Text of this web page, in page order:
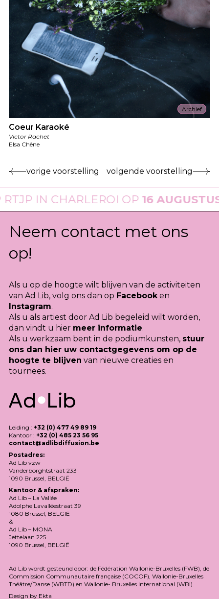
Archief
Coeur Karaoké
Victor Rachet
Elsa Chêne
vorige voorstelling volgende voorstelling
IN CHARLEROI OP 16 AUGUSTUS
Neem contact met ons
op!
Als u op de hoogte wilt blijven van de activiteiten
van Ad Lib, volg ons dan op Facebooken
Instagram.
Als u als artiest door Ad Lib begeleid wilt worden,
dan vindt u hier meer informatie.
Als u werkzaam bent in de podiumkunsten, stuur
ons dan hier uw contactgegevens om op de
hoogte te blijven van nieuwe creaties en
tournees.
Leiding : +32 (0) 477 49 89 19
Kantoor : +32 (0) 485 23 56 95
contact@adlibdiffusion.be
Postadres:
Ad Lib vzw
Vanderborghtstraat 233
1090 Brussel, BELGIË
Kantoor & afspraken:
Ad Lib – La Vallée
Adolphe Lavalléestraat 39
1080 Brussel, BELGIË
&
Ad Lib – MONA
Jettelaan 225
1090 Brussel, BELGIË
Ad Lib wordt gesteund door: de Fédération Wallonie-Bruxelles (FWB), de
Commission Communautaire française (COCOF), Wallonie-Bruxelles
Théâtre/Danse (WBTD) en Wallonie- Bruxelles International (WBI).
Design by Ekta